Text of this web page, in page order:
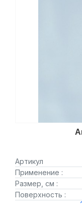
Артикул
Применение :
Размер, см :
Поверхность :